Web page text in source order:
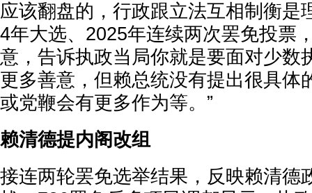
应该翻盘的，行政跟立法互相制衡是
4年大选、2025年连续两次罢免投票
意，告诉执政当局你就是要面对少数
更多善意，但赖总统没有提出很具体
或党鞭会有更多作为等。”
赖清德提内阁改组
接连两轮罢免选举结果，反映赖清德